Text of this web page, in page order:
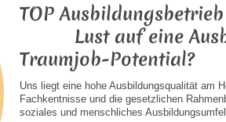
TOP
Lust auf eine
Traumjob-Potential?
Uns liegt eine hohe Ausbildungsqualität am
Fachkentnisse und die gesetzlichen
soziales und menschliches